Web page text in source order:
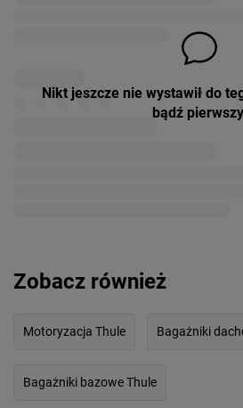
Nikt jeszcze nie wystawił do
bądź
Zobacz również
Motoryzacja Thule Bagażniki
Bagażniki bazowe Thule